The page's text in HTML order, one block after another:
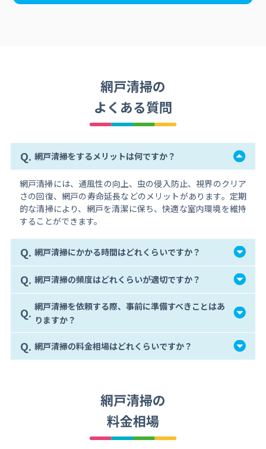
網戸清掃の
よくある質問
Q. 網戸清掃をするメリットは何ですか？
網戸清掃には、通風性の向上、虫の侵入防止、視界のクリア
さの回復、網戸の寿命延長などのメリットがあります。定期
的な清掃により、網戸を清潔に保ち、快適な室内環境を維持
することができます。
Q. 網戸清掃にかかる時間はどれくらいですか？
Q. 網戸清掃の頻度はどれくらいが適切ですか？
Q. 網戸清掃を依頼する際、事前に準備すべきことはあ
りますか？
Q. 網戸清掃の料金相場はどれくらいですか？
網戸清掃の
料金相場